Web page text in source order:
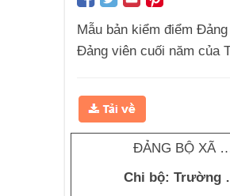
Mẫu bản kiểm điểm
Đảng viên cuối năm của
ĐẢNG BỘ XÃ
Chi bộ: